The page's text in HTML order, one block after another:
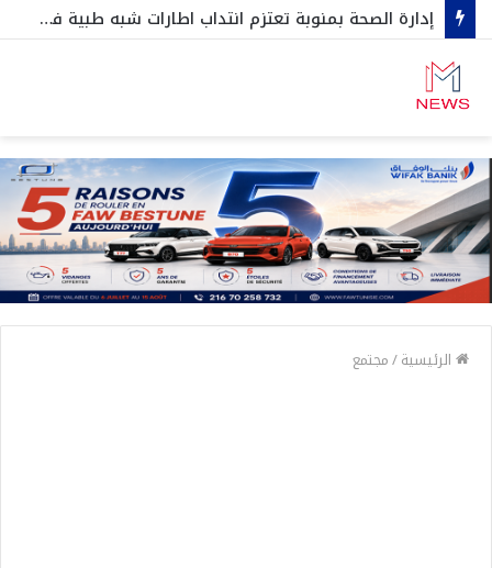
إدارة الصحة بمنوبة تعتزم انتداب اطارات شبه طبية في هذه الإختصاصات…
الرئيسية/مجتمع